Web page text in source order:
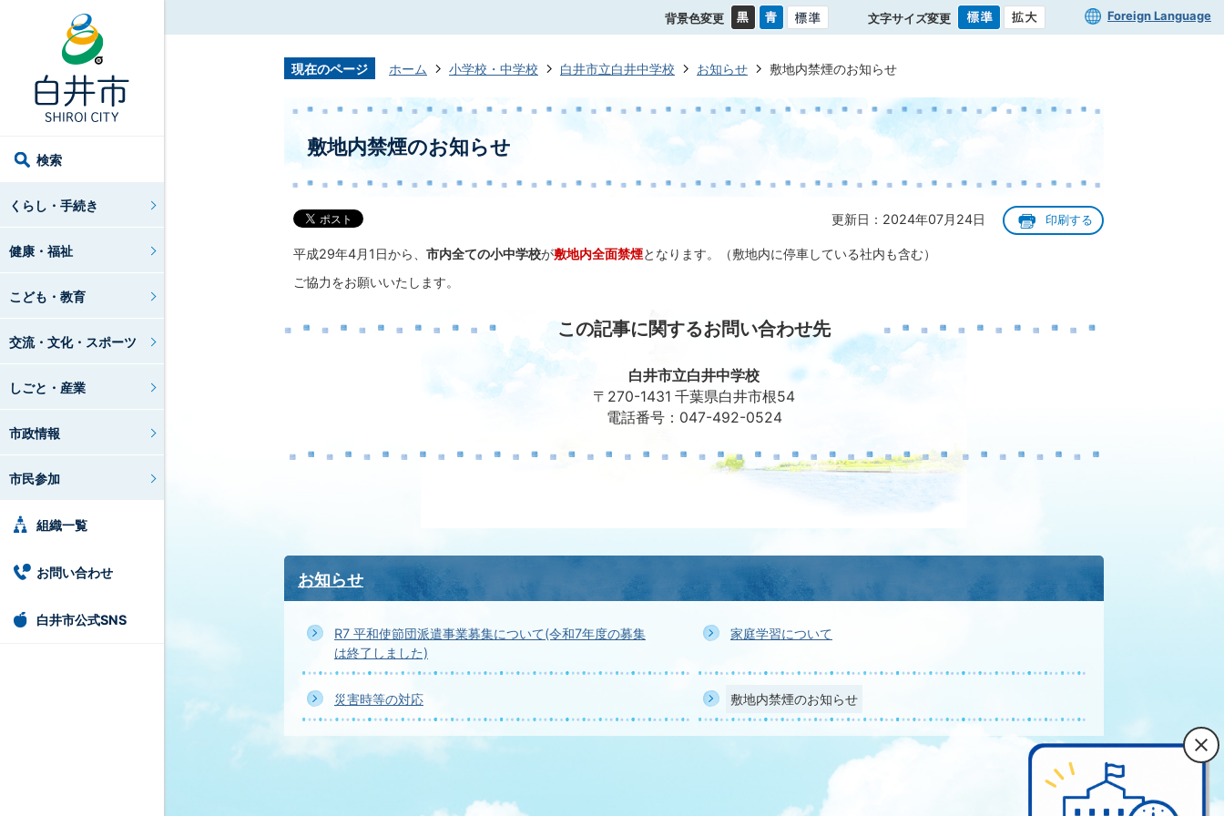
検索
くらし・手続き
健康・福祉
こども・教育
交流・文化・スポーツ
しごと・産業
市政情報
市民参加
組織一覧
お問い合わせ
白井市公式SNS
背景色変更 文字サイズ変更 Foreign Language
現在のページ ホーム 小学校・中学校 白井市立白井中学校 お知らせ 敷地内禁煙のお知らせ
敷地内禁煙のお知らせ
更新日：2024年07月24日 印刷する
平成29年4月1日から、 市内全ての小中学校が敷地内全面禁煙となります。（敷地内に停車している社内も含む）
ご協力をお願いいたします。
この記事に関するお問い合わせ先
白井市立白井中学校
〒270-1431 千葉県白井市根54
電話番号：047-492-0524
お知らせ
R7 平和使節団派遣事業募集について(令和7年度の募集
は終了しました)
家庭学習について
災害時等の対応 敷地内禁煙のお知らせ